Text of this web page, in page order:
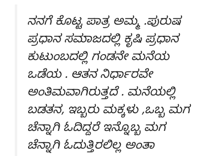
ನನಗೆ ಕೊಟ್ಟ ಪಾತ್ರ ಅಮ್ಮ .ಪುರುಷ
ಪ್ರಧಾನ ಸಮಾಜದಲ್ಲಿ ಕೃಷಿ ಪ್ರಧಾನ
ಕುಟುಂಬದಲ್ಲಿ ಗಂಡನೇ ಮನೆಯ
ಒಡೆಯ . ಆತನ ನಿರ್ಧಾರವೇ
ಅಂತಿಮವಾಗಿರುತ್ತದೆ . ಮನೆಯಲ್ಲಿ
ಬಡತನ, ಇಬ್ಬರು ಮಕ್ಕಳು ,ಒಬ್ಬ ಮಗ
ಚೆನ್ನಾಗಿ ಓದಿದ್ದರೆ ಇನ್ನೊಬ್ಬ ಮಗ
ಚೆನ್ನಾಗಿ ಓದುತ್ತಿರಲಿಲ್ಲ ಅಂತಾ